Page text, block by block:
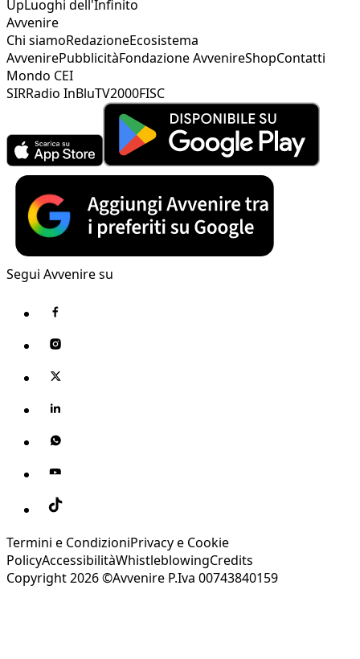
UpLuoghi dell'Infinito
Avvenire
Chi siamoRedazioneEcosistema
AvvenirePubblicitàFondazione AvvenireShopContatti
Mondo CEI
SIRRadio InBluTV2000FISC
Segui Avvenire su
Termini e CondizioniPrivacy e Cookie
PolicyAccessibilitàWhistleblowingCredits
Copyright 2026 ©Avvenire P.Iva 00743840159